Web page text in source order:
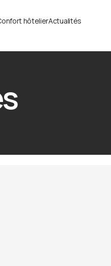
hôtelierActualités